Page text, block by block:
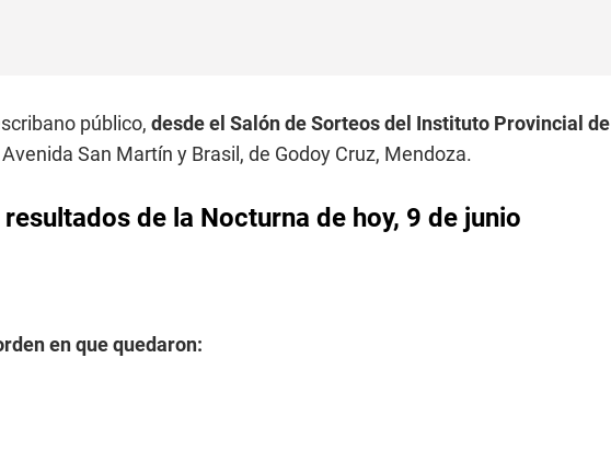
público, desde el Salón de Sorteos del Instituto Provincial de
San Martín y Brasil, de Godoy Cruz, Mendoza.
de la Nocturna de hoy, 9 de junio
en que quedaron: